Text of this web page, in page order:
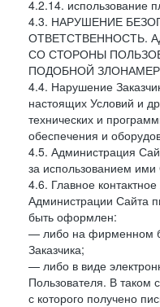
4.2.14. использование
4.3. НАРУШЕНИЕ
ОТВЕТСТВЕННОСТЬ.
СО СТОРОНЫ
ПОДОБНОЙ
4.4. Нарушение
настоящих Условий и
технических и
обеспечения и
4.5. Администрация
за использованием
4.6. Главное
Администрации Сайта
быть оформлен:
— либо на фирменном
Заказчика;
— либо в виде
Пользователя. В таком
с которого получено